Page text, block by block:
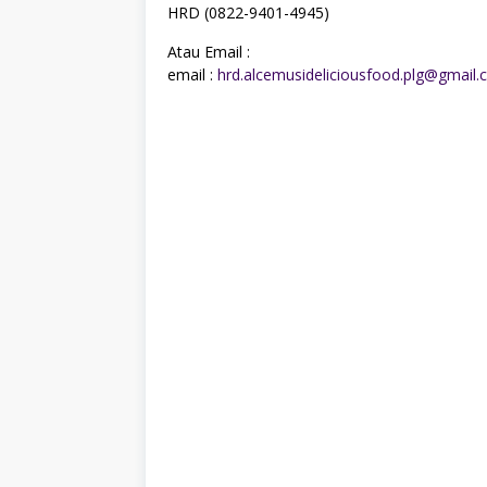
HRD (0822-9401-4945)
Atau Email :
email :